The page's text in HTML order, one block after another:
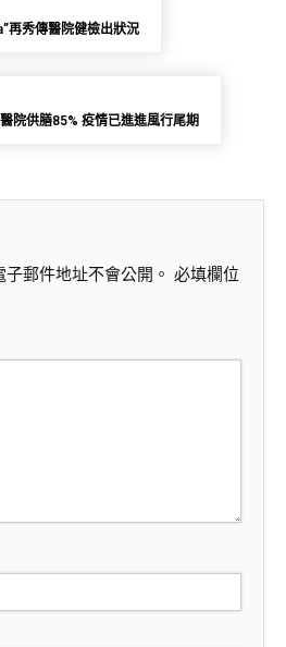
再秀傳醫院健檢出狀況
院供膳85% 疫情已進進風行尾期
郵件地址不會公開。 必填欄位